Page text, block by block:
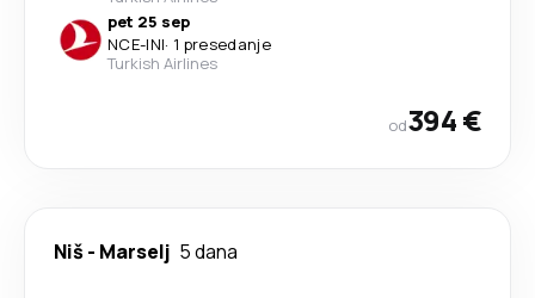
pet 25 sep
NCE-INI· 1 presedanje
Turkish Airlines
od394 €
Niš - Marselj 5 dana